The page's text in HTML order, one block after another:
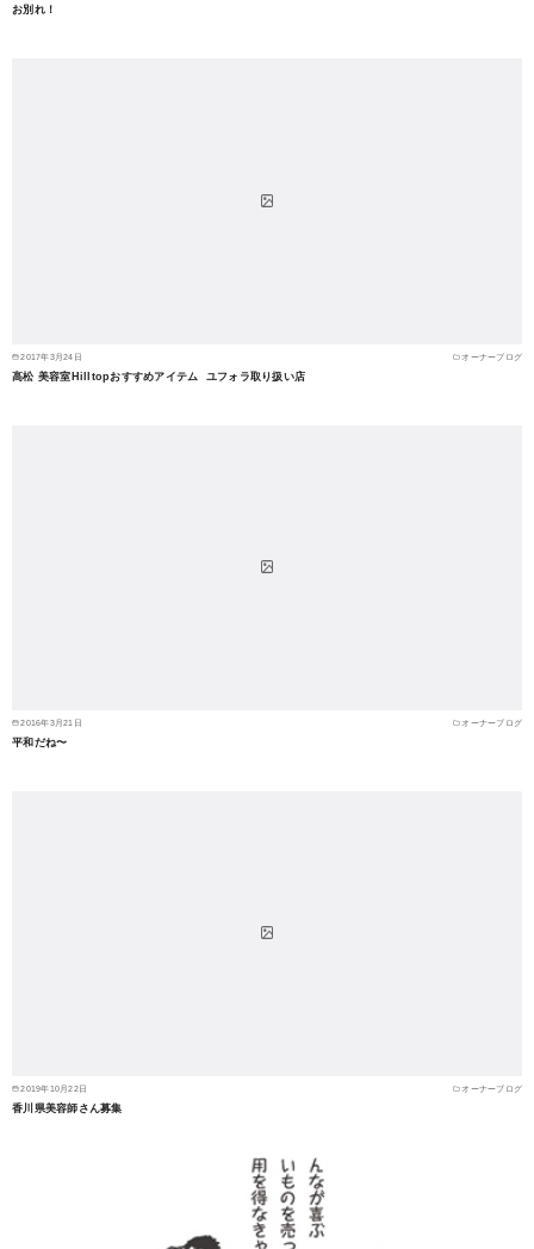
お別れ！
2017年3月24日 オーナーブログ
高松 美容室Hilltopおすすめアイテム ユフォラ取り扱い店
2016年3月21日 オーナーブログ
平和だね〜
2019年10月22日 オーナーブログ
香川県美容師さん募集